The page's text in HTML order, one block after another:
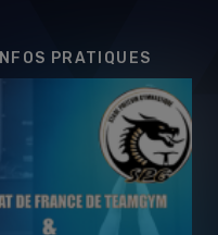
INFOS PRATIQUES